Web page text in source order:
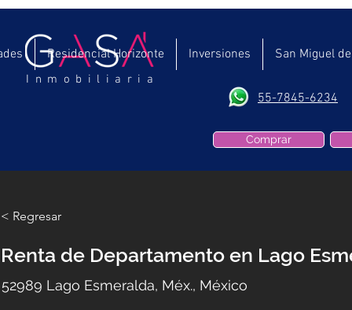
Inmobiliaria
Residencial Horizonte Inversiones San Miguel
55-7845-6234
Comprar
< Regresar
Renta de Departamento en Lago
52989 Lago Esmeralda, Méx., México